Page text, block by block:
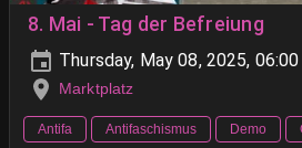
8. Mai - Tag der Befreiung
Thursday, May 08, 2025,
Marktplatz
Antifa Antifaschismus Demo